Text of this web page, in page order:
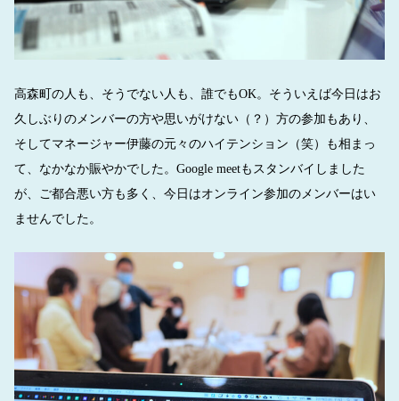
高森町の人も、そうでない人も、誰でもOK。そういえば今日はお
久しぶりのメンバーの方や思いがけない（？）方の参加もあり、
そしてマネージャー伊藤の元々のハイテンション（笑）も相まっ
て、なかなか賑やかでした。Google meetもスタンバイしました
が、ご都合悪い方も多く、今日はオンライン参加のメンバーはい
ませんでした。